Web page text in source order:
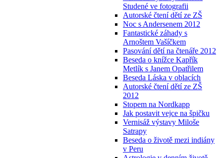
Studené ve fotografii
Autorské čtení dětí ze ZŠ
Noc s Andersenem 2012
Fantastické záhady s
Arnoštem Vašíčkem
Pasování dětí na čtenáře 2012
Beseda o knížce Kapřík
Metlík s Janem Opatřilem
Beseda Láska v oblacích
Autorské čtení dětí ze ZŠ
2012
Stopem na Nordkapp
Jak postavit vejce na špičku
Vernisáž výstavy Miloše
Satrapy
Beseda o životě mezi indiány
v Peru